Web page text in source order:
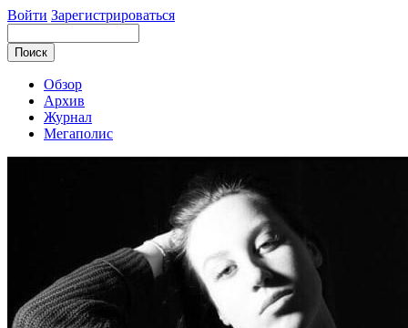
Войти Зарегистрироваться
Обзор
Архив
Журнал
Мегаполис